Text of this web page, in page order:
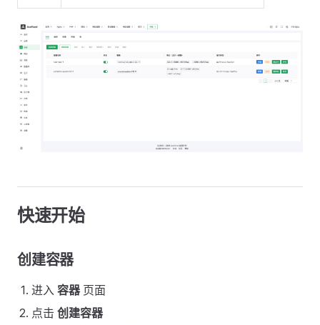
快速开始
创建容器
进入 容器页面
点击 创建容器